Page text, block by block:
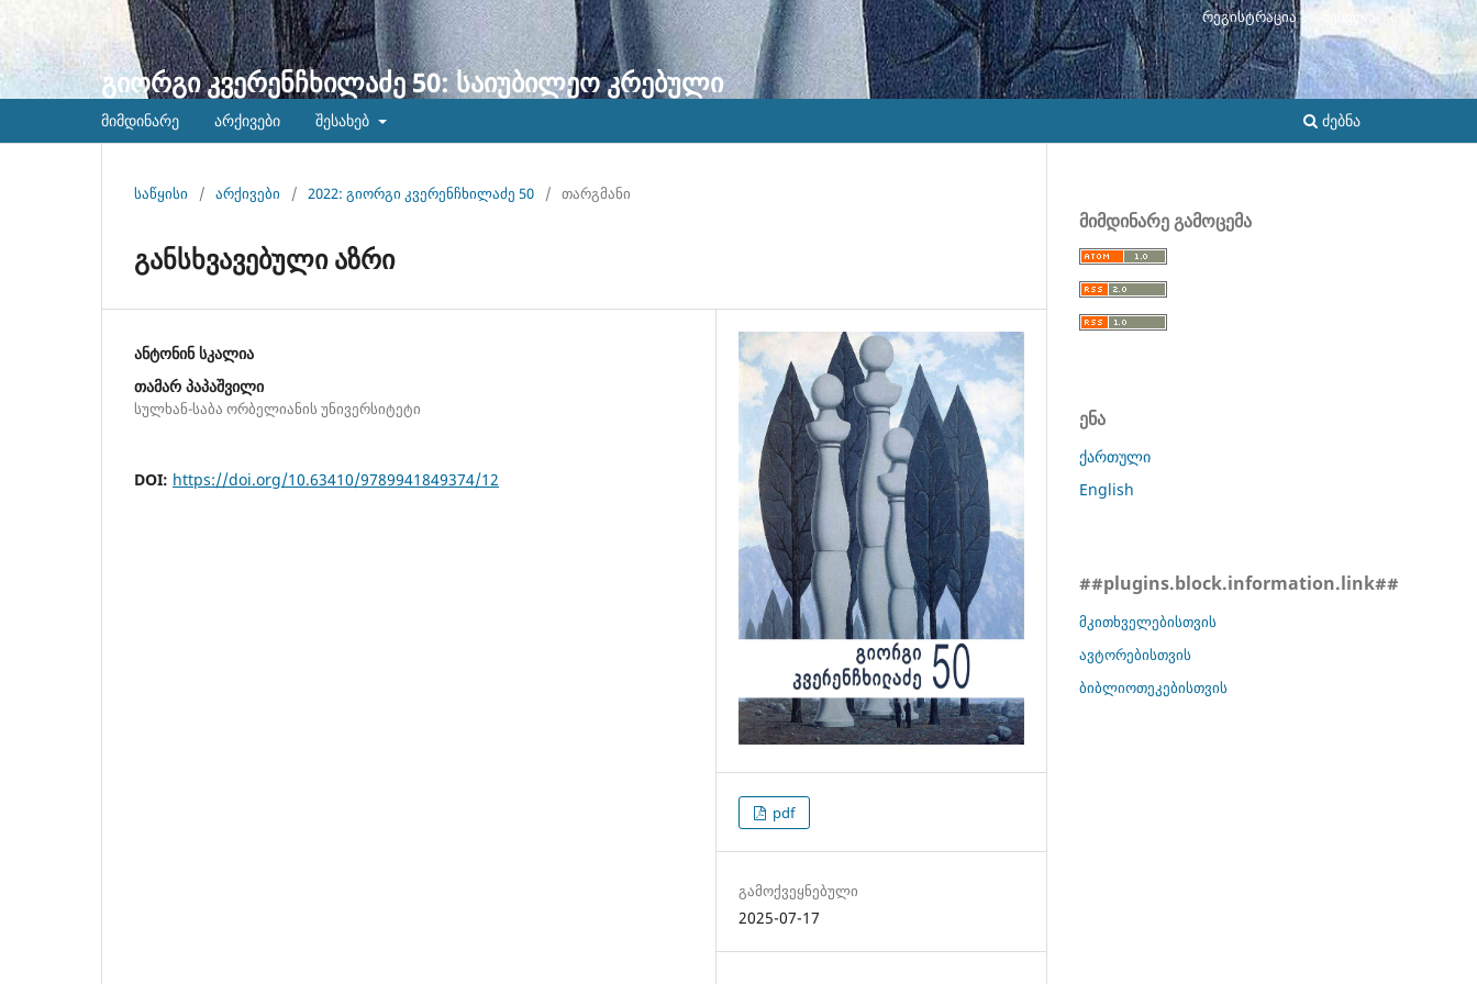
გიორგი კვერენჩხილაძე 50: საიუბილეო კრებული
მიმდინარე არქივები შესახებ ძებნა
რეგისტრაცია შესვლა
საწყისი / არქივები / 2022: გიორგი კვერენჩხილაძე 50 / თარგმანი
განსხვავებული აზრი
ანტონინ სკალია
თამარ პაპაშვილი
სულხან-საბა ორბელიანის უნივერსიტეტი
DOI: https://doi.org/10.63410/9789941849374/12
pdf
გამოქვეყნებული
2025-07-17
მიმდინარე გამოცემა
ენა
ქართული
English
##plugins.block.information.link##
მკითხველებისთვის
ავტორებისთვის
ბიბლიოთეკებისთვის